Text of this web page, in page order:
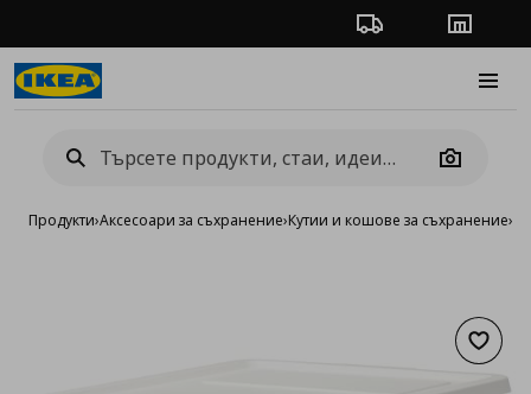
Проследяване на
Camera
Продукти›Аксесоари за съхранение›Кутии и кошове за съхранение›